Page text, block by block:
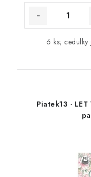
6 ks;
Piatek13 - LET